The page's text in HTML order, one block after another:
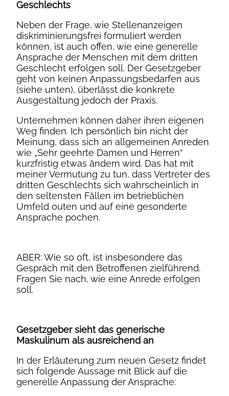
Geschlechts
Neben der Frage, wie Stellenanzeigen
diskriminierungsfrei formuliert werden
können, ist auch offen, wie eine generelle
Ansprache der Menschen mit dem dritten
Geschlecht erfolgen soll. Der Gesetzgeber
geht von keinen Anpassungsbedarfen aus
(siehe unten), überlässt die konkrete
Ausgestaltung jedoch der Praxis.
Unternehmen können daher ihren eigenen
Weg finden. Ich persönlich bin nicht der
Meinung, dass sich an allgemeinen Anreden
wie „Sehr geehrte Damen und Herren“
kurzfristig etwas ändern wird. Das hat mit
meiner Vermutung zu tun, dass Vertreter des
dritten Geschlechts sich wahrscheinlich in
den seltensten Fällen im betrieblichen
Umfeld outen und auf eine gesonderte
Ansprache pochen.
ABER: Wie so oft, ist insbesondere das
Gespräch mit den Betroffenen zielführend.
Fragen Sie nach, wie eine Anrede erfolgen
soll.
Gesetzgeber sieht das generische
Maskulinum als ausreichend an
In der Erläuterung zum neuen Gesetz findet
sich folgende Aussage mit Blick auf die
generelle Anpassung der Ansprache: